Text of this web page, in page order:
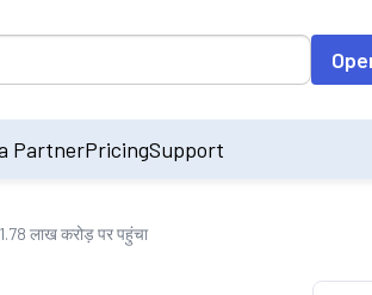
accessing the input field. On entering
PartnerPricingSupport
₹1.78 लाख करोड़ पर पहुंचा